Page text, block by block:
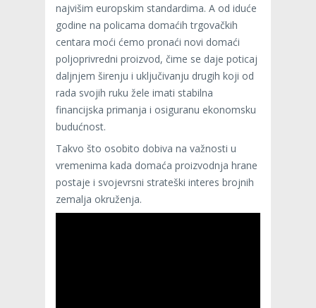
najvišim europskim standardima. A od iduće
godine na policama domaćih trgovačkih
centara moći ćemo pronaći novi domaći
poljoprivredni proizvod, čime se daje poticaj
daljnjem širenju i uključivanju drugih koji od
rada svojih ruku žele imati stabilna
financijska primanja i osiguranu ekonomsku
budućnost.
Takvo što osobito dobiva na važnosti u
vremenima kada domaća proizvodnja hrane
postaje i svojevrsni strateški interes brojnih
zemalja okruženja.